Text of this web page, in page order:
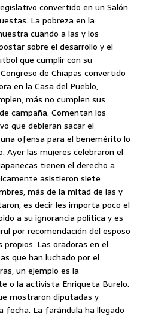
convertido en un Salón
La pobreza en la
cuando a las y los
sobre el desarrollo y el
que cumplir con su
de Chiapas convertido
en la Casa del Pueblo,
más no cumplen sus
campaña. Comentan los
que debieran sacar el
ofensa para el benemérito lo
Ayer las mujeres celebraron el
tienen el derecho a
asistieron siete
más de la mitad de las y
es decir les importa poco el
a su ignorancia política y es
por recomendación del esposo
Las oradoras en el
que han luchado por el
un ejemplo es la
o la activista Enriqueta Burelo.
mostraron diputadas y
La farándula ha llegado